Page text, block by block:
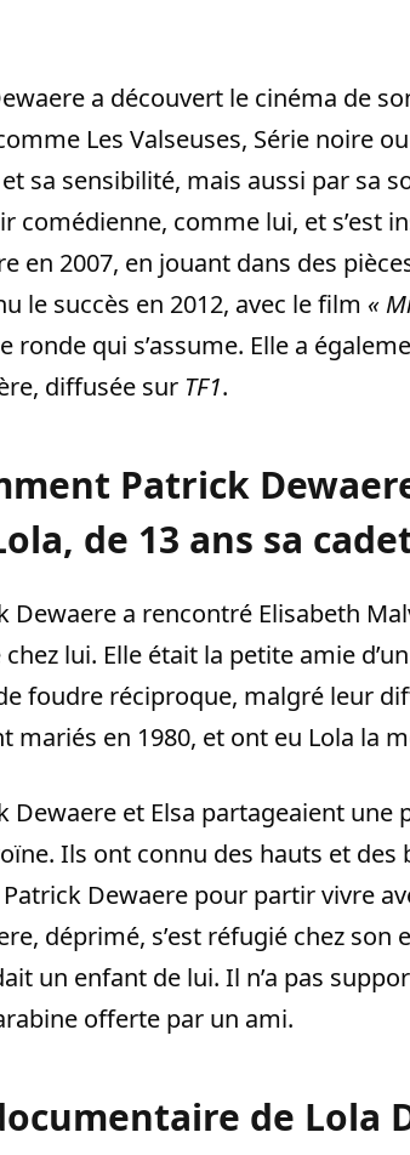
a découvert le cinéma de
Les Valseuses, Série noire
sa sensibilité, mais aussi par sa
comédienne, comme lui, et s’est
en 2007, en jouant dans des
le succès en 2012, avec le film «
ronde qui s’assume. Elle a
diffusée sur TF1.
Patrick
de 13 ans sa
Dewaere a rencontré Elisabeth
chez lui. Elle était la petite amie
foudre réciproque, malgré leur
mariés en 1980, et ont eu Lola la
Dewaere et Elsa partageaient
Ils ont connu des hauts et
Dewaere pour partir vivre
déprimé, s’est réfugié chez son
un enfant de lui. Il n’a pas
offerte par un ami.
de Lola